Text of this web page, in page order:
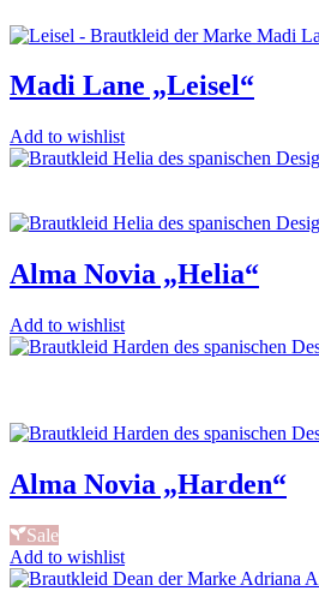
Madi Lane „Leisel“
Add to wishlist
Alma Novia „Helia“
Add to wishlist
Alma Novia „Harden“
Sale
Add to wishlist